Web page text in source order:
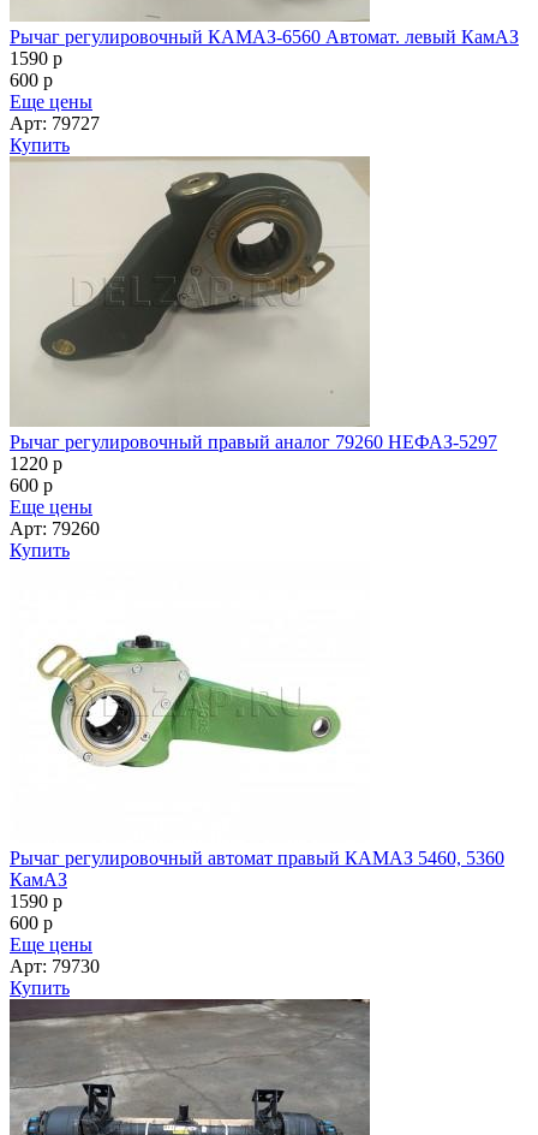
Рычаг регулировочный КАМАЗ-6560 Автомат. левый КамАЗ
1590 p
600 p
Еще цены
Арт: 79727
Купить
Рычаг регулировочный правый аналог 79260 НЕФАЗ-5297
1220 p
600 p
Еще цены
Арт: 79260
Купить
Рычаг регулировочный автомат правый КАМАЗ 5460, 5360
КамАЗ
1590 p
600 p
Еще цены
Арт: 79730
Купить